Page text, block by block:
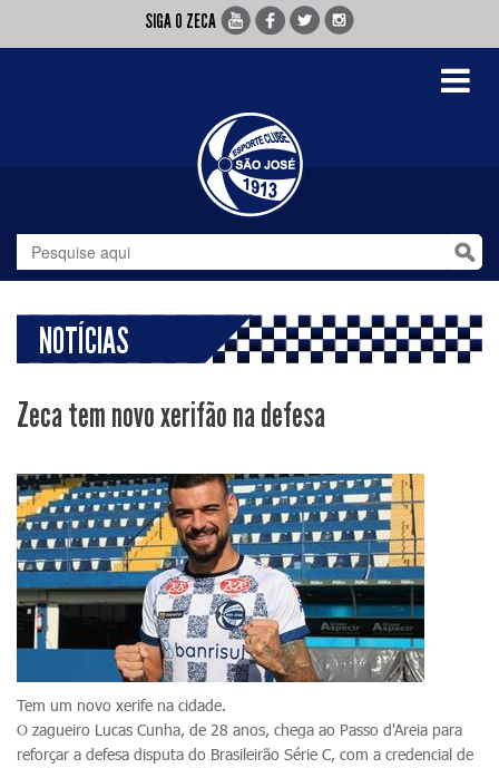
SIGA O ZECA
Toggle
NOTÍCIAS
Zeca tem novo xerifão na defesa
Tem um novo xerife na cidade.
O zagueiro Lucas Cunha, de 28 anos, chega ao Passo d'Areia para
reforçar a defesa disputa do Brasileirão Série C, com a credencial de